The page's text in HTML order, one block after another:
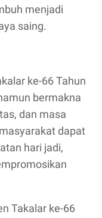
menjadi
saing.
ke-66 Tahun
bermakna
dan masa
dapat
hari jadi,
Takalar ke-66